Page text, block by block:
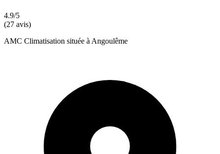
4.9/5
(27 avis)
AMC Climatisation située à Angoulême